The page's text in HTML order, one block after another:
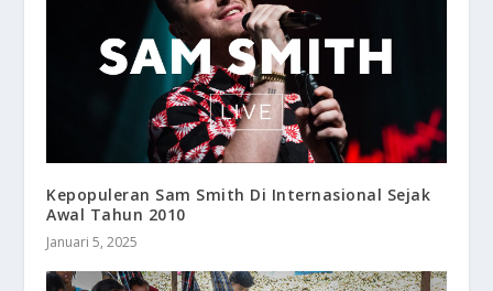
Kepopuleran Sam Smith Di Internasional Sejak
Awal Tahun 2010
Januari 5, 2025